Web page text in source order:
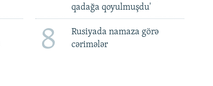
qadağa qoyulmuşdu'
8
Rusiyada namaza görə
cərimələr